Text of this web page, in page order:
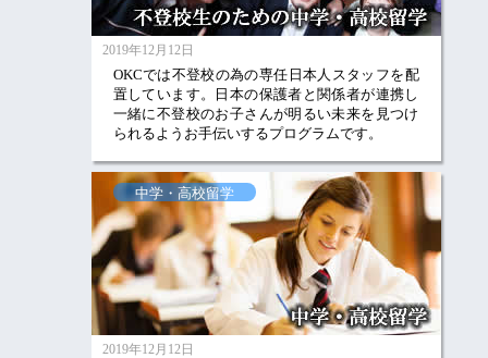
2019年12月12日
OKCでは不登校の為の専任日本人スタッフを配
置しています。日本の保護者と関係者が連携し
一緒に不登校のお子さんが明るい未来を見つけ
られるようお手伝いするプログラムです。
中学・高校留学
2019年12月12日